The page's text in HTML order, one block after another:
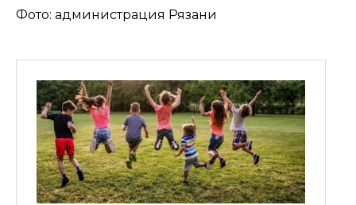
Фото: администрация Рязани